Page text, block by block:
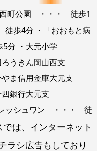
西町公園 ・・・ 徒歩1
歩4分 ・「おおもと病
分 ・大元小学
うきん岡山西支
ま信用金庫大元支
銀行大元支
ッシュワン ・・・ 徒
は、インターネット
ラシ広告もしており